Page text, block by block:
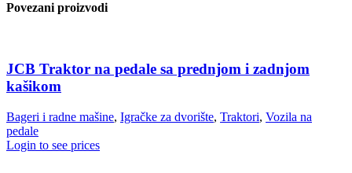
Povezani proizvodi
JCB Traktor na pedale sa prednjom i zadnjom
kašikom
Bageri i radne mašine, Igračke za dvorište, Traktori, Vozila na
pedale
Login to see prices